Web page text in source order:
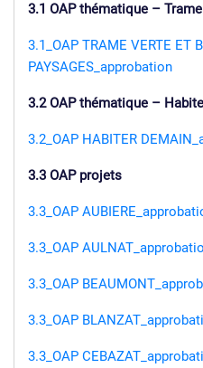
3.1 OAP thématique –
3.1_OAP TRAME VERTE ET
PAYSAGES_approbation
3.2 OAP thématique –
3.2_OAP HABITER
3.3 OAP projets
3.3_OAP
3.3_OAP
3.3_OAP
3.3_OAP
3.3_OAP